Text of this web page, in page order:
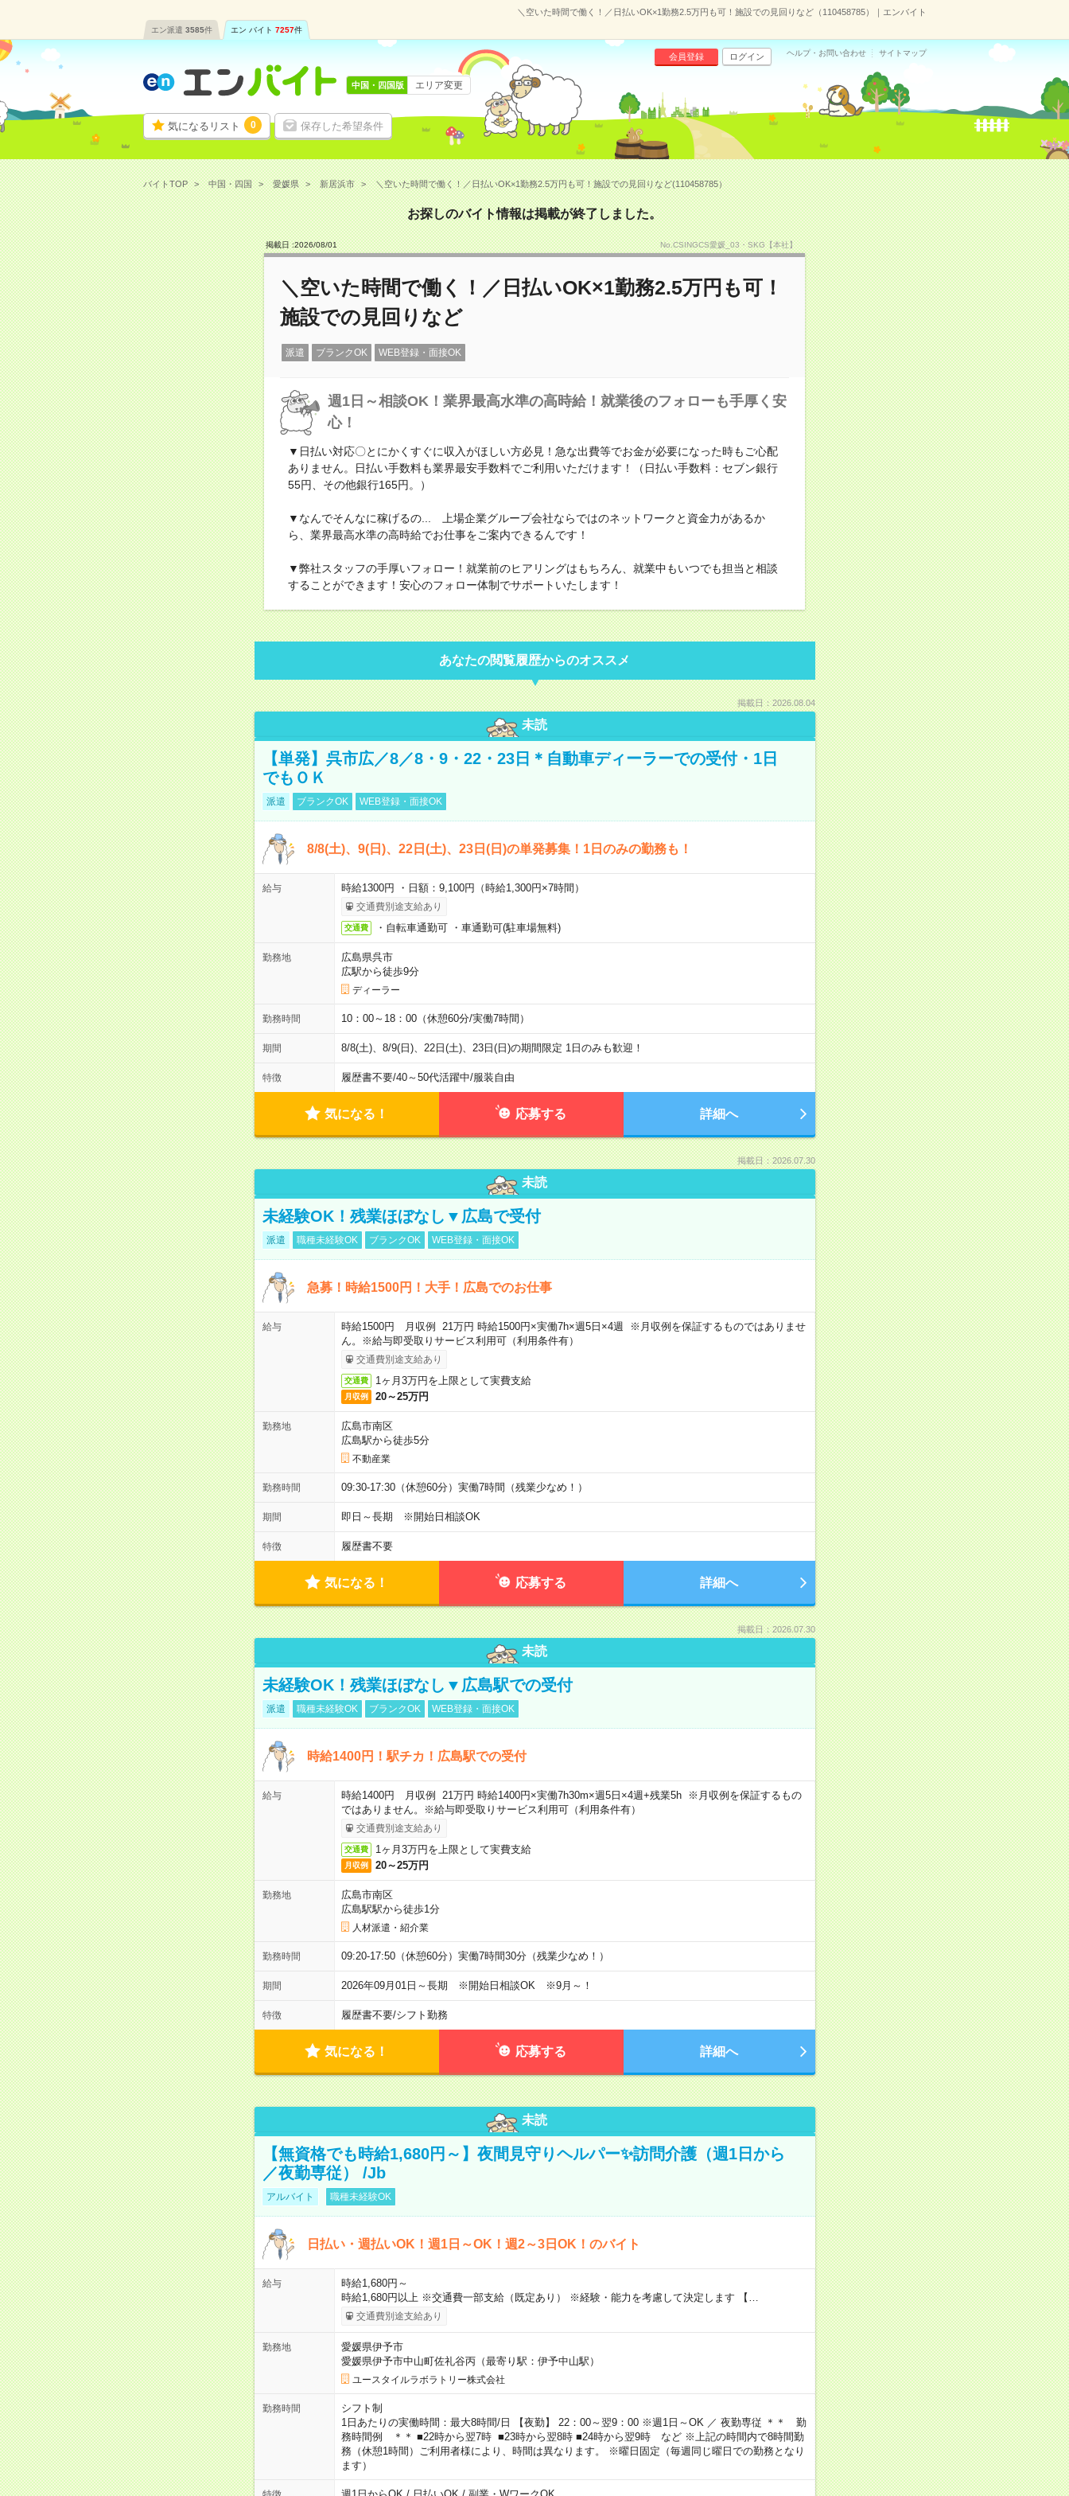
＼空いた時間で働く！／日払いOK×1勤務2.5万円も可！施設での見回りなど（110458785）｜エンバイト
エン派遣 3585件 エン バイト 7257件
気になるリスト 0 保存した希望条件
会員登録 ログイン ヘルプ・お問い合わせ サイトマップ
中国・四国版 エリア変更
バイトTOP 中国・四国 愛媛県 新居浜市 ＼空いた時間で働く！／日払いOK×1勤務2.5万円も可！施設での見回りなど(110458785）
お探しのバイト情報は掲載が終了しました。
掲載日 :2026/08/01 No.CSINGCS愛媛_03・SKG【本社】
＼空いた時間で働く！／日払いOK×1勤務2.5万円も可！
施設での見回りなど
派遣 ブランクOK WEB登録・面接OK
週1日～相談OK！業界最高水準の高時給！就業後のフォローも手厚く安
心！
▼日払い対応〇とにかくすぐに収入がほしい方必見！急な出費等でお金が必要になった時もご心配
ありません。日払い手数料も業界最安手数料でご利用いただけます！（日払い手数料：セブン銀行
55円、その他銀行165円。）
▼なんでそんなに稼げるの... 上場企業グループ会社ならではのネットワークと資金力があるか
ら、業界最高水準の高時給でお仕事をご案内できるんです！
▼弊社スタッフの手厚いフォロー！就業前のヒアリングはもちろん、就業中もいつでも担当と相談
することができます！安心のフォロー体制でサポートいたします！
あなたの閲覧履歴からのオススメ
掲載日：2026.08.04
未読
【単発】呉市広／8／8・9・22・23日＊自動車ディーラーでの受付・1日
でもＯＫ
派遣 ブランクOK WEB登録・面接OK
8/8(土)、9(日)、22日(土)、23日(日)の単発募集！1日のみの勤務も！
給与 時給1300円 ・日額：9,100円（時給1,300円×7時間）
交通費別途支給あり
交通費 ・自転車通勤可 ・車通勤可(駐車場無料)
勤務地
広島県呉市
広駅から徒歩9分
ディーラー
勤務時間 10：00～18：00（休憩60分/実働7時間）
期間 8/8(土)、8/9(日)、22日(土)、23日(日)の期間限定 1日のみも歓迎！
特徴 履歴書不要/40～50代活躍中/服装自由
気になる！ 応募する 詳細へ
掲載日：2026.07.30
未読
未経験OK！残業ほぼなし▼広島で受付
派遣 職種未経験OK ブランクOK WEB登録・面接OK
急募！時給1500円！大手！広島でのお仕事
給与
時給1500円 月収例 21万円 時給1500円×実働7h×週5日×4週 ※月収例を保証するものではありませ
ん。※給与即受取りサービス利用可（利用条件有）
交通費別途支給あり
交通費 1ヶ月3万円を上限として実費支給
月収例 20～25万円
勤務地
広島市南区
広島駅から徒歩5分
不動産業
勤務時間 09:30-17:30（休憩60分）実働7時間（残業少なめ！）
期間 即日～長期 ※開始日相談OK
特徴 履歴書不要
気になる！ 応募する 詳細へ
掲載日：2026.07.30
未読
未経験OK！残業ほぼなし▼広島駅での受付
派遣 職種未経験OK ブランクOK WEB登録・面接OK
時給1400円！駅チカ！広島駅での受付
給与
時給1400円 月収例 21万円 時給1400円×実働7h30m×週5日×4週+残業5h ※月収例を保証するもの
ではありません。※給与即受取りサービス利用可（利用条件有）
交通費別途支給あり
交通費 1ヶ月3万円を上限として実費支給
月収例 20～25万円
勤務地
広島市南区
広島駅駅から徒歩1分
人材派遣・紹介業
勤務時間 09:20-17:50（休憩60分）実働7時間30分（残業少なめ！）
期間 2026年09月01日～長期 ※開始日相談OK ※9月～！
特徴 履歴書不要/シフト勤務
気になる！ 応募する 詳細へ
未読
【無資格でも時給1,680円～】夜間見守りヘルパー✨訪問介護（週1日から
／夜勤専従） /Jb
アルバイト 職種未経験OK
日払い・週払いOK！週1日～OK！週2～3日OK！のバイト
給与
時給1,680円～
時給1,680円以上 ※交通費一部支給（既定あり） ※経験・能力を考慮して決定します 【…
交通費別途支給あり
勤務地
愛媛県伊予市
愛媛県伊予市中山町佐礼谷丙（最寄り駅：伊予中山駅）
ユースタイルラボラトリー株式会社
勤務時間
シフト制
1日あたりの実働時間：最大8時間/日 【夜勤】 22：00～翌9：00 ※週1日～OK ／ 夜勤専従 ＊＊ 勤
務時間例 ＊＊ ■22時から翌7時 ■23時から翌8時 ■24時から翌9時 など ※上記の時間内で8時間勤
務（休憩1時間）ご利用者様により、時間は異なります。 ※曜日固定（毎週同じ曜日での勤務となり
ます）